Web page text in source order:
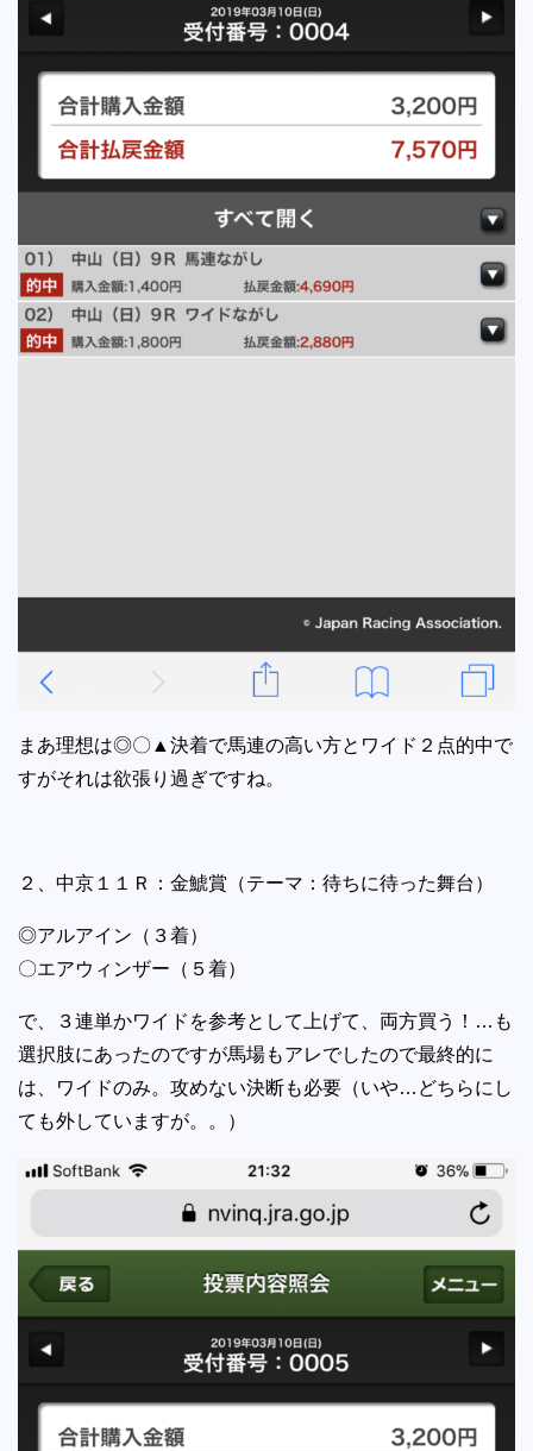
まあ理想は◎〇▲決着で馬連の高い方とワイド２点的中で
すがそれは欲張り過ぎですね。
２、中京１１Ｒ：金鯱賞（テーマ：待ちに待った舞台）
◎アルアイン（３着）
〇エアウィンザー（５着）
で、３連単かワイドを参考として上げて、両方買う！…も
選択肢にあったのですが馬場もアレでしたので最終的に
は、ワイドのみ。攻めない決断も必要（いや…どちらにし
ても外していますが。。）